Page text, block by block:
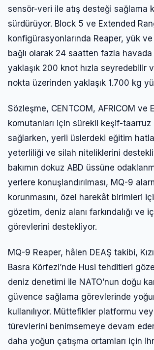
sensör-veri ile atış desteği sağlama
sürdürüyor. Block 5 ve Extended
konfigürasyonlarında Reaper, yük ve
bağlı olarak 24 saatten fazla
yaklaşık 200 knot hızla seyredebilir
nokta üzerinden yaklaşık 1.700 kg
Sözleşme, CENTCOM, AFRICOM ve
komutanları için sürekli keşif-taarruz
sağlarken, yerli üslerdeki eğitim
yeterliliği ve silah niteliklerini
bakımın dokuz ABD üssüne
yerlere konuşlandırılması, MQ-9
korunmasını, özel harekât birimleri
gözetim, deniz alanı farkındalığı ve
görevlerini destekliyor.
MQ-9 Reaper, hâlen DEAŞ takibi,
Basra Körfezi’nde Husi tehditleri
deniz denetimi ile NATO’nun doğu
güvence sağlama görevlerinde
kullanılıyor. Müttefikler platformu
türevlerini benimsemeye devam
daha yoğun çatışma ortamları için